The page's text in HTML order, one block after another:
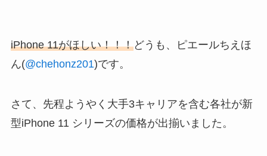
iPhone 11がほしい！！！どうも、ピエールちえほ
ん(@chehonz201)です。
さて、先程ようやく大手3キャリアを含む各社が新
型iPhone 11 シリーズの価格が出揃いました。